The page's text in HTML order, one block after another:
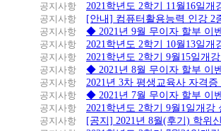
공지사항
2021학년도 2학기 11월16일
공지사항
[안내] 컴퓨터활용능력 인강 2
공지사항
◆ 2021년 9월 무이자 할부 이
공지사항
2021학년도 2학기 10월13일
공지사항
2021학년도 2학기 9월15일개
공지사항
◆ 2021년 8월 무이자 할부 이
공지사항
2021년 3차 평생교육사 자격
공지사항
◆ 2021년 7월 무이자 할부 이
공지사항
2021학년도 2학기 9월1일개
공지사항
[공지] 2021년 8월(후기) 학위